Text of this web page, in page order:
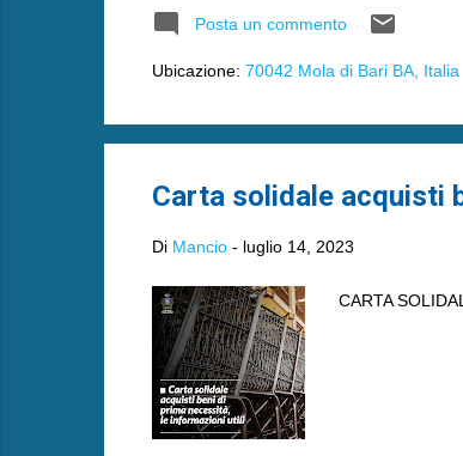
Posta un commento
Ubicazione: 70042 Mola di Bari BA, Italia
Carta solidale acquisti
Di Mancio - luglio 14, 2023
CARTA